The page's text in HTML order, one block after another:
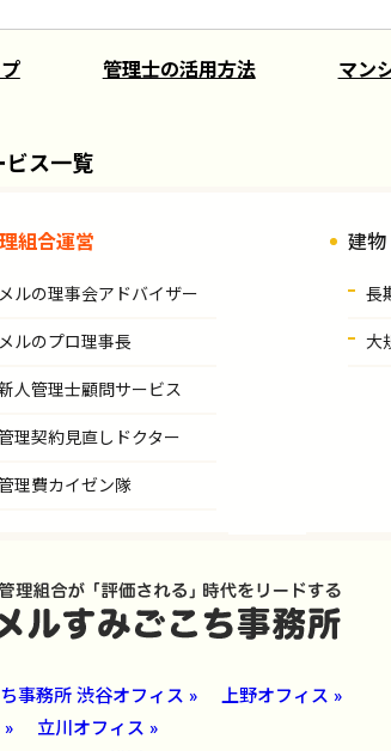
管理士の活用方法 マン
ビス一覧
組合運営
メルの理事会アドバイザー
メルのプロ理事長
人管理士顧問サービス
理契約見直しドクター
理費カイゼン隊
建物
長
大
事務所 渋谷オフィス »
上野オフィス »
立川オフィス »